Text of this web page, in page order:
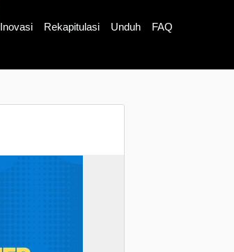
Inovasi Rekapitulasi Unduh FAQ